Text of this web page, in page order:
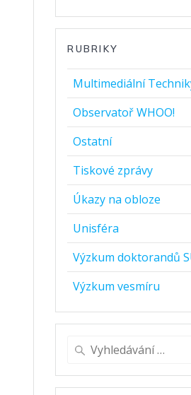
RUBRIKY
Multimediální
Observatoř WHOO!
Ostatní
Tiskové zprávy
Úkazy na obloze
Unisféra
Výzkum doktorandů
Výzkum vesmíru
Vyhledat: